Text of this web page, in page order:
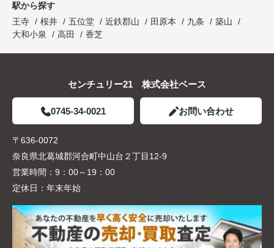
駅から探す
王寺
桜井 五位堂 近鉄郡山 田原本 九条
築山
大和小泉
高田 香芝
センチュリー21 株式会社ベース
0745-34-0021 お問い合わせ
〒636-0072
奈良県北葛城郡河合町中山台２丁目12-9
営業時間： 9：00～19：00
定休日： 年末年始